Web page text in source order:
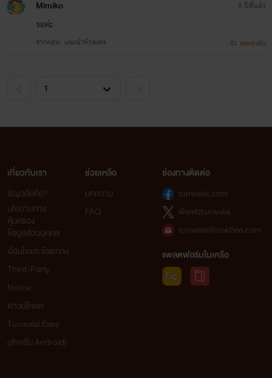
Mimiko
รอค่ะ
จากตอน: แนะนำตัวละคร
8 ปีที่แล้ว
ตอบกลับ
เกี่ยวกับเรา
ธัญวลัยคือ?
นโยบายการ
คุ้มครอง
ข้อมูลส่วนบุคคล
เงื่อนไขและข้อตกลง
Third-Party
Notice
ดาวน์โหลด
Tunwalai Easy
(สำหรับ Android)
ช่วยเหลือ
บทความ
FAQ
ช่องทางติดต่อ
tunwalai.com
@webtunwalai
tunwalai@ookbee.com
แพลตฟอร์มในเครือ